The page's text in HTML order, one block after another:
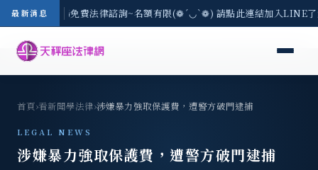
最新消息
-8/3(一) 現場免費法律諮詢~名額有限(❁´◡`❁) 請點此連結加入LINE
首頁›看新聞學法律›涉嫌暴力強取保護費，遭警方破門逮捕
LEGAL NEWS
涉嫌暴力強取保護費，遭警方破門逮捕